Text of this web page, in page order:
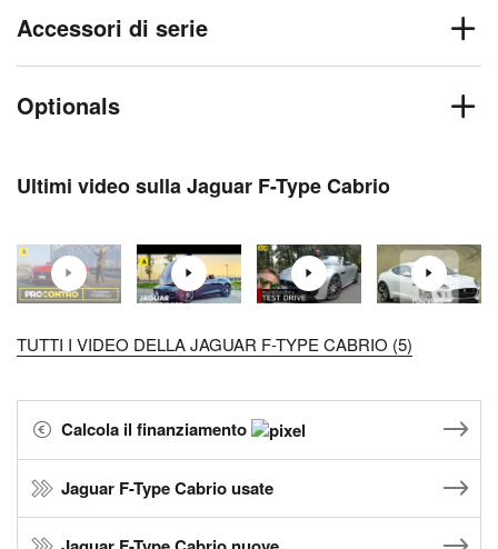
Accessori di serie
Optionals
Ultimi video sulla Jaguar F-Type Cabrio
TUTTI I VIDEO DELLA JAGUAR F-TYPE CABRIO (5)
Calcola il finanziamento
Jaguar F-Type Cabrio usate